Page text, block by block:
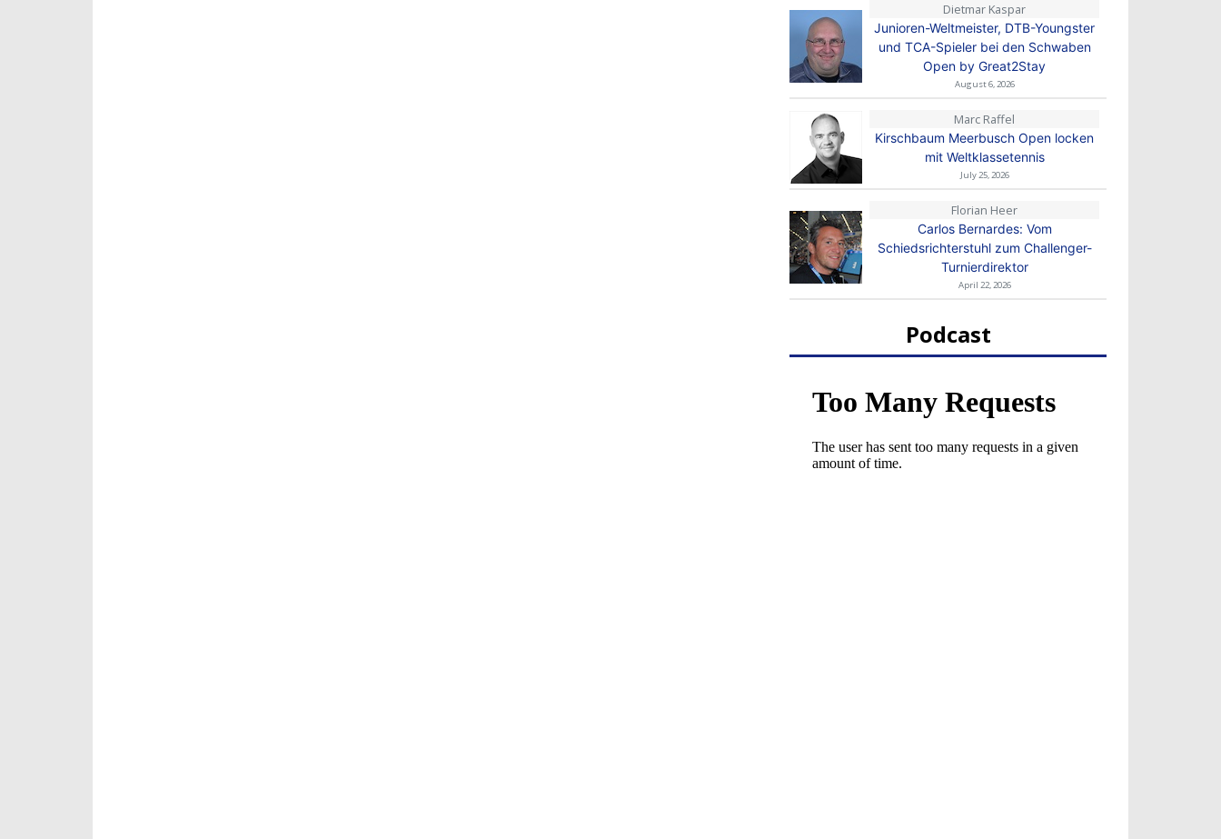
Dietmar Kaspar
Junioren-Weltmeister, DTB-Youngster
und TCA-Spieler bei den Schwaben
Open by Great2Stay
August 6, 2026
Marc Raffel
Kirschbaum Meerbusch Open locken
mit Weltklassetennis
July 25, 2026
Florian Heer
Carlos Bernardes: Vom
Schiedsrichterstuhl zum Challenger-
Turnierdirektor
April 22, 2026
Podcast